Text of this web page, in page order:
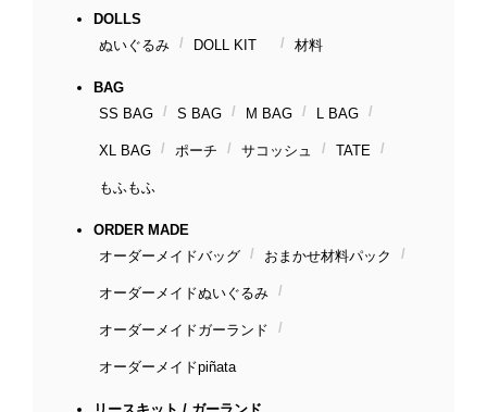
DOLLS
ぬいぐるみ
DOLL KIT 材料
BAG
SS BAG
S BAG M BAG L BAG
XL BAG ポーチ サコッシュ TATE
もふもふ
ORDER MADE
オーダーメイドバッグ
おまかせ材料パック
オーダーメイドぬいぐるみ
オーダーメイドガーランド
オーダーメイドpiñata